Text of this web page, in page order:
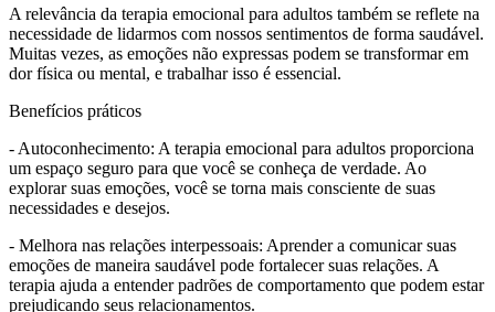
A relevância da terapia emocional para adultos também se reflete na
necessidade de lidarmos com nossos sentimentos de forma saudável.
Muitas vezes, as emoções não expressas podem se transformar em
dor física ou mental, e trabalhar isso é essencial.
Benefícios práticos
- Autoconhecimento: A terapia emocional para adultos proporciona
um espaço seguro para que você se conheça de verdade. Ao
explorar suas emoções, você se torna mais consciente de suas
necessidades e desejos.
- Melhora nas relações interpessoais: Aprender a comunicar suas
emoções de maneira saudável pode fortalecer suas relações. A
terapia ajuda a entender padrões de comportamento que podem estar
prejudicando seus relacionamentos.